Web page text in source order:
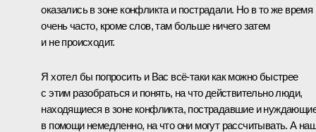
оказались в зоне конфликта и пострадали. Но в то же время
очень часто, кроме слов, там больше ничего затем
и не происходит.
Я хотел бы попросить и Вас всё-таки как можно быстрее
с этим разобраться и понять, на что действительно люди,
находящиеся в зоне конфликта, пострадавшие и
в помощи немедленно, на что они могут рассчитывать. А